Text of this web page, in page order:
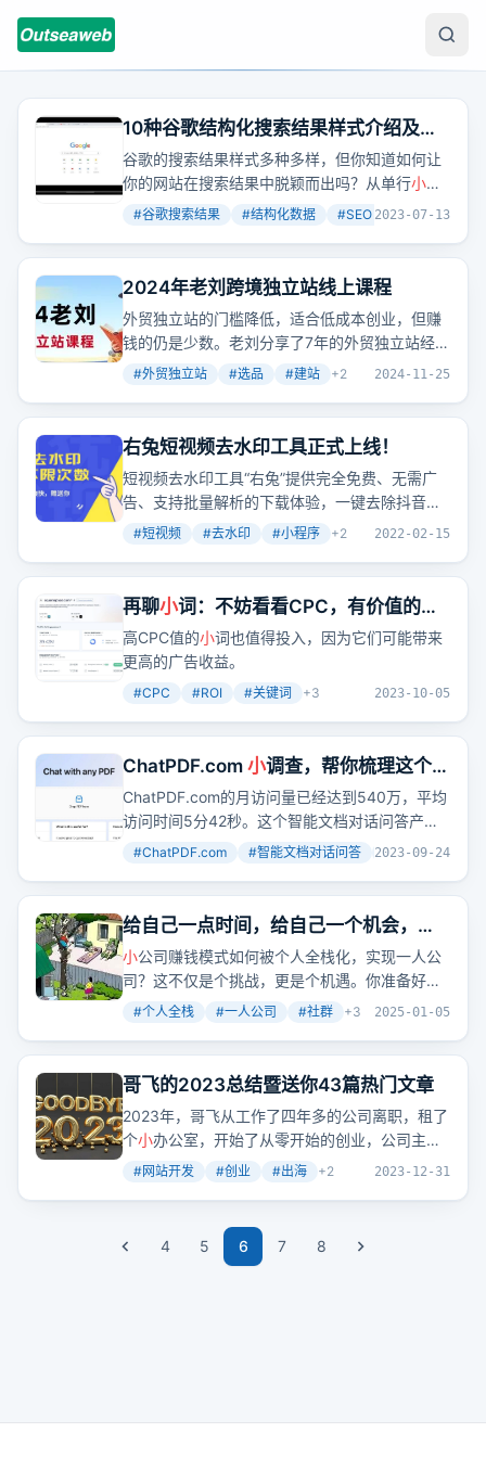
10种谷歌结构化搜索结果样式介绍及实
现方法，最骚的是第9种
谷歌的搜索结果样式多种多样，但你知道如何让
你的网站在搜索结果中脱颖而出吗？从单行小导
航到多行导航，再到折叠面板和画廊，每一种样
最引人注目的，莫过于评分系统，它不仅增加了
点击率，还能让用户一眼看出网站的价值。
#谷歌搜索结果 #结构化数据 #SEO +2
2023-07-13
2024年老刘跨境独立站线上课程
外贸独立站的门槛降低，适合低成本创业，但赚
钱的仍是少数。老刘分享了7年的外贸独立站经
验，从选品到建站再到推广，提供了一套完整的
可以从代发模式开始，利用谷歌SEO、
Facebook广告等免费或低成本的 引流方式。一
个人也能做外贸独立站，不需要懂代码。老刘的
课程涵盖了选品、建站、推广的全方位知识，适
合外贸新手和老司机。
#外贸独立站 #选品 #建站 +2 2024-11-25
右兔短视频去水印工具正式上线！
短视频去水印工具“右兔”提供完全免费、无需广
告、支持批量解析的下载体验，一键去除抖音、
快手等平台视频水印，保持原画质高清。
#短视频 #去水印 #小程序 +2 2022-02-15
再聊小词：不妨看看CPC，有价值的小
词也是值得做的
高CPC值的小词也值得投入，因为它们可能带来
更高的广告收益。
#CPC #ROI #关键词 +3 2023-10-05
ChatPDF.com 小调查，帮你梳理这个月
访问量540万的AI产品是如何爆火的
ChatPDF.com的月访问量已经达到540万，平均
访问时间5分42秒。这个智能文档对话问答产品
是如何在短短几个月内实现爆火的？文章通过梳
密。
#ChatPDF.com #智能文档对话问答 #流量分析
2023-09-24
给自己一点时间，给自己一个机会，多
一点耐心，快一点成功
小公司赚钱模式如何被个人全栈化，实现一人公
司？这不仅是个挑战，更是个机遇。你准备好了
吗？
#个人全栈 #一人公司 #社群 +3 2025-01-05
哥飞的2023总结暨送你43篇热门文章
2023年，哥飞从工作了四年多的公司离职，租了
个小办公室，开始了从零开始的创业，公司主要
业务是出海做网站。
#网站开发 #创业 #出海 +2 2023-12-31
4 5 6 7 8